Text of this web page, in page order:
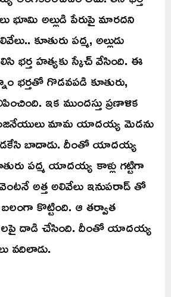
భూమి అల్లుడి పేరుపై మారదని
కూతురు పద్మ, అల్లుడు
భర్త హత్యకు స్కేచ్ వేసింది. ఈ
భర్తతో గొడవపడి కూతురు,
ఇక ముందస్తు ప్రణాళిక
అంజనేయులు మామ యాదయ్య మెడను
గోడకేసి బాదాడు. దీంతో యాదయ్య
పద్మ యాదయ్య కాళ్లు గట్టిగా
అత్త అలివేలు ఇనుపరాడ్ తో
కొట్టింది. ఆ తర్వాత
దాడి చేసింది. దీంతో యాదయ్య
వదిలాడు.